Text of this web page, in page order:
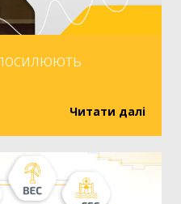
Читати далі